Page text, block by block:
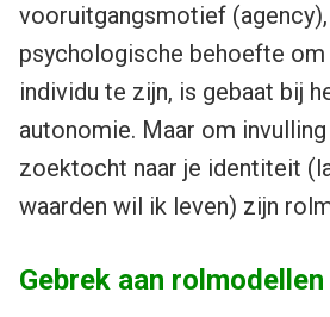
vooruitgangsmotief
psychologische behoefte om
individu te zijn, is gebaat bij
autonomie. Maar om
zoektocht naar je identiteit
waarden wil ik leven) zijn
Gebrek aan rolmodellen